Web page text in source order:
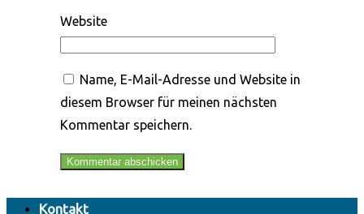
Website
Name, E-Mail-Adresse und Website in
diesem Browser für meinen nächsten
Kommentar speichern.
Kontakt